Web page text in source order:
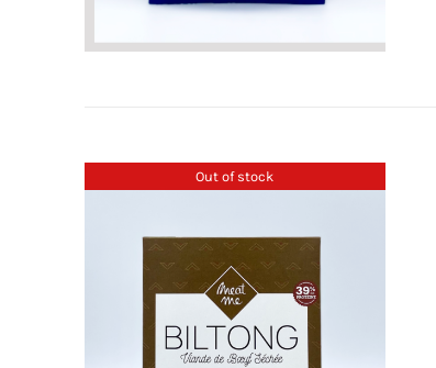
Out of stock